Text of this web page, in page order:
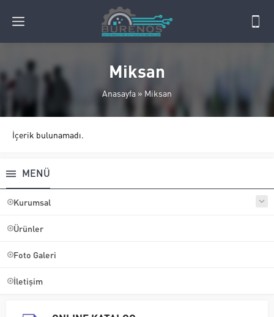
Miksan
Anasayfa » Miksan
İçerik bulunamadı.
MENÜ
Kurumsal
Ürünler
Foto Galeri
İletişim